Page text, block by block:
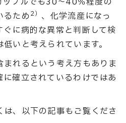
るため2） 、化学流産になっ
に病的な異常と判断して検
いと考えられています。
れるという考え方もありま
確立されているわけではあ
、以下の記事もご覧くださ